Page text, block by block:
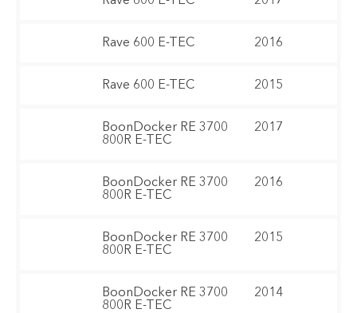
Rave 600 E-TEC 2016
Rave 600 E-TEC 2015
BoonDocker RE 3700
800R E-TEC
2017
BoonDocker RE 3700
800R E-TEC
2016
BoonDocker RE 3700
800R E-TEC
2015
BoonDocker RE 3700
800R E-TEC
2014